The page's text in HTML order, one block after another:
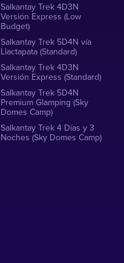
Salkantay Trek 4D3N
Versión Express (Low
Budget)
Salkantay Trek 5D4N vía
Llactapata (Standard)
Salkantay Trek 4D3N
Versión Express (Standard)
Salkantay Trek 5D4N
Premium Glamping (Sky
Domes Camp)
Salkantay Trek 4 Días y 3
Noches (Sky Domes Camp)